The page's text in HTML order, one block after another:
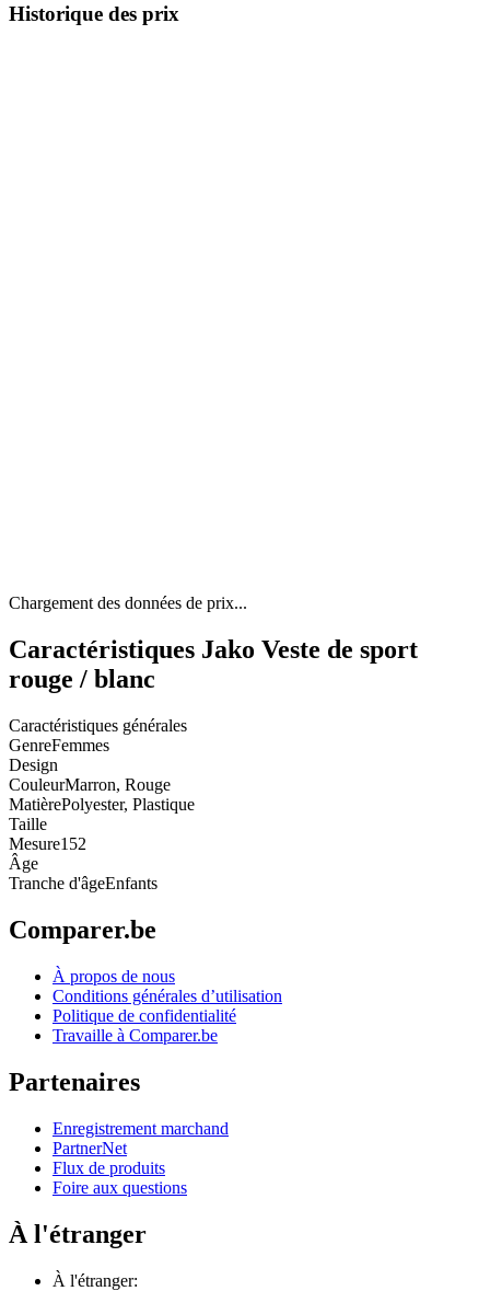
Historique des prix
Chargement des données de prix...
Caractéristiques Jako Veste de sport
rouge / blanc
Caractéristiques générales
GenreFemmes
Design
CouleurMarron, Rouge
MatièrePolyester, Plastique
Taille
Mesure152
Âge
Tranche d'âgeEnfants
Comparer.be
À propos de nous
Conditions générales d’utilisation
Politique de confidentialité
Travaille à Comparer.be
Partenaires
Enregistrement marchand
PartnerNet
Flux de produits
Foire aux questions
À l'étranger
À l'étranger: